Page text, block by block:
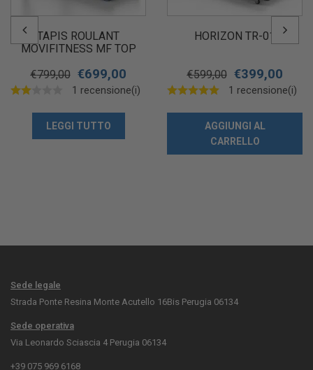
TAPIS ROULANT
MOVIFITNESS MF TOP
€799,00 €699,00
1 recensione(i)
LEGGI TUTTO
HORIZON TR-01
€599,00 €399,00
1 recensione(i)
AGGIUNGI AL
CARRELLO
Sede legale
Strada Ponte Resina Monte Acutello 16Bis Perugia 06134
Sede operativa
Via Leonardo Sciascia 4 Perugia 06134
+39 075 969 6168